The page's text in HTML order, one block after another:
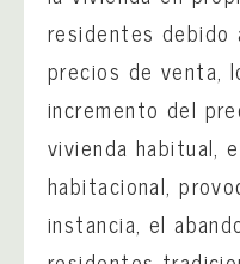
residentes debido
precios de venta,
incremento del
vivienda habitual,
habitacional,
instancia, el